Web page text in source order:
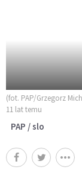
(fot. PAP/Grzegorz
11 lat temu
PAP / slo